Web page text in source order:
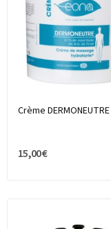
Crème DERMONEUTRE
15,00 €